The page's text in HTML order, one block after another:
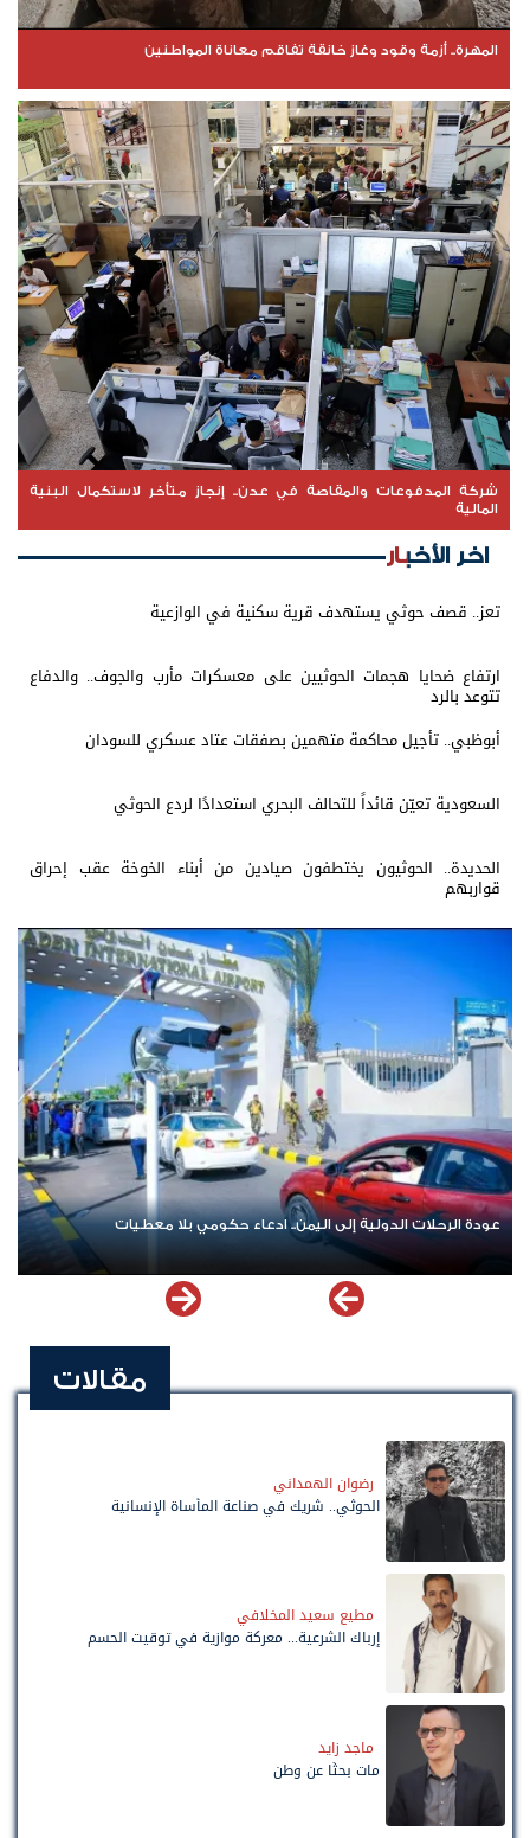
المهرة.. أزمة وقود وغاز خانقة تفاقم معاناة المواطنين
شركة المدفوعات والمقاصة في عدن.. إنجاز متأخر لاستكمال البنية
المالية
اخر الأخبار
تعز.. قصف حوثي يستهدف قرية سكنية في الوازعية
ارتفاع ضحايا هجمات الحوثيين على معسكرات مأرب والجوف.. والدفاع
تتوعد بالرد
أبوظبي.. تأجيل محاكمة متهمين بصفقات عتاد عسكري للسودان
السعودية تعيّن قائداً للتحالف البحري استعدادًا لردع الحوثي
الحديدة.. الحوثيون يختطفون صيادين من أبناء الخوخة عقب إحراق
قواربهم
عودة الرحلات الدولية إلى اليمن.. ادعاء حكومي بلا معطيات
مقالات
رضوان الهمداني
الحوثي.. شريك في صناعة المأساة الإنسانية
مطيع سعيد المخلافي
إرباك الشرعية... معركة موازية في توقيت الحسم
ماجد زايد
مات بحثًا عن وطن